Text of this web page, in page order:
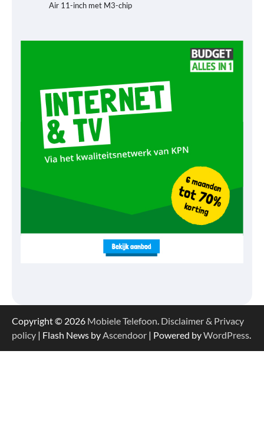
Air 11-inch met M3-chip
Copyright © 2026 Mobiele Telefoon. Disclaimer & Privacy
policy | Flash News byAscendoor | Powered byWordPress.